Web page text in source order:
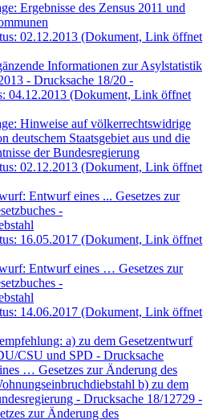
Ergebnisse des Zensus 2011 und
02.12.2013 (Dokument, Link öffnet
Informationen zur Asylstatistik
- Drucksache 18/20 -
04.12.2013 (Dokument, Link öffnet
Hinweise auf völkerrechtswidrige
deutschem Staatsgebiet aus und die
der Bundesregierung
02.12.2013 (Dokument, Link öffnet
Entwurf eines ... Gesetzes zur
-
16.05.2017 (Dokument, Link öffnet
Entwurf eines … Gesetzes zur
-
14.06.2017 (Dokument, Link öffnet
a) zu dem Gesetzentwurf
CSU und SPD - Drucksache
… Gesetzes zur Änderung des
b) zu dem
- Drucksache 18/12729 -
zur Änderung des